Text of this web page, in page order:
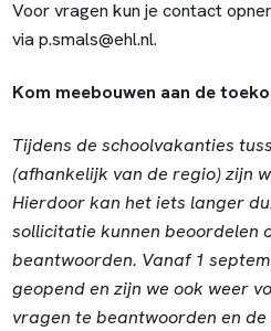
Voor vragen kun je contact
via p.smals@ehl.nl.
Kom meebouwen aan de
Tijdens de schoolvakanties
(afhankelijk van de regio) zijn
Hierdoor kan het iets langer
sollicitatie kunnen beoordelen
beantwoorden. Vanaf 1
geopend en zijn we ook weer
vragen te beantwoorden en